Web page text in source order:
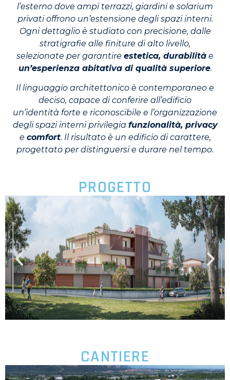
l’esterno dove ampi terrazzi, giardini e solarium
privati offrono un’estensione degli spazi interni.
Ogni dettaglio è studiato con precisione, dalle
stratigrafie alle finiture di alto livello,
selezionate per garantire estetica, durabilità e
un’esperienza abitativa di qualità superiore.
Il linguaggio architettonico è contemporaneo e
deciso, capace di conferire all’edificio
un’identità forte e riconoscibile e l’organizzazione
degli spazi interni privilegia funzionalità, privacy
e comfort. Il risultato è un edificio di carattere,
progettato per distinguersi e durare nel tempo.
PROGETTO
CANTIERE